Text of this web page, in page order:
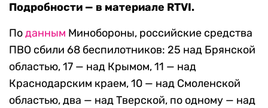
Подробности — в материале RTVI.
Поданным Минобороны, российские средства
ПВО сбили 68 беспилотников: 25 над Брянской
областью, 17 — над Крымом, 11 — над
Краснодарским краем, 10 — над Смоленской
областью, два — над Тверской, по одному — над